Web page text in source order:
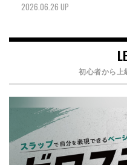
2026.06.26 UP
初心者から上